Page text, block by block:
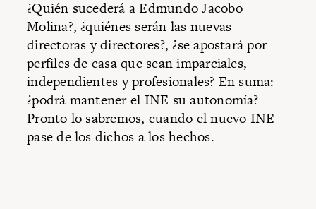
¿Quién sucederá a Edmundo Jacobo
Molina?, ¿quiénes serán las nuevas
directoras y directores?, ¿se apostará por
perfiles de casa que sean imparciales,
independientes y profesionales? En suma:
¿podrá mantener el INE su autonomía?
Pronto lo sabremos, cuando el nuevo INE
pase de los dichos a los hechos.